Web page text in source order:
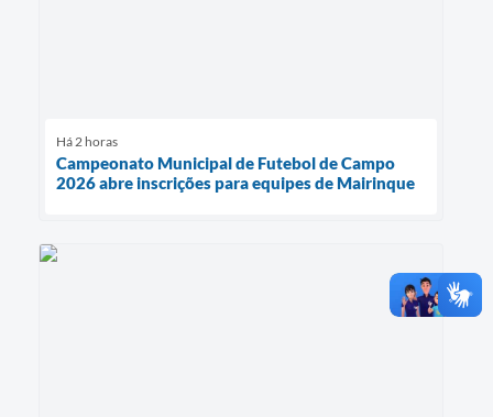
Há 2 horas
Campeonato Municipal de Futebol de Campo
2026 abre inscrições para equipes de Mairinque